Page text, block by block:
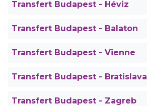
Transfert Budapest - Héviz
Transfert Budapest - Balaton
Transfert Budapest - Vienne
Transfert Budapest - Bratislava
Transfert Budapest - Zagreb